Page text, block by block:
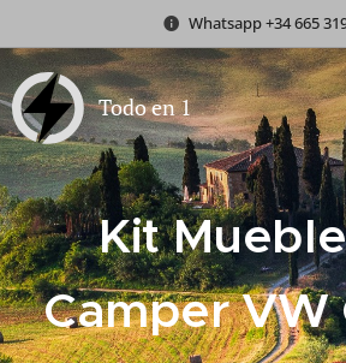
Whatsapp +34 665
Todo en 1
Kit
Camper VW